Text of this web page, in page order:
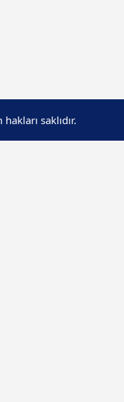
saklıdır.